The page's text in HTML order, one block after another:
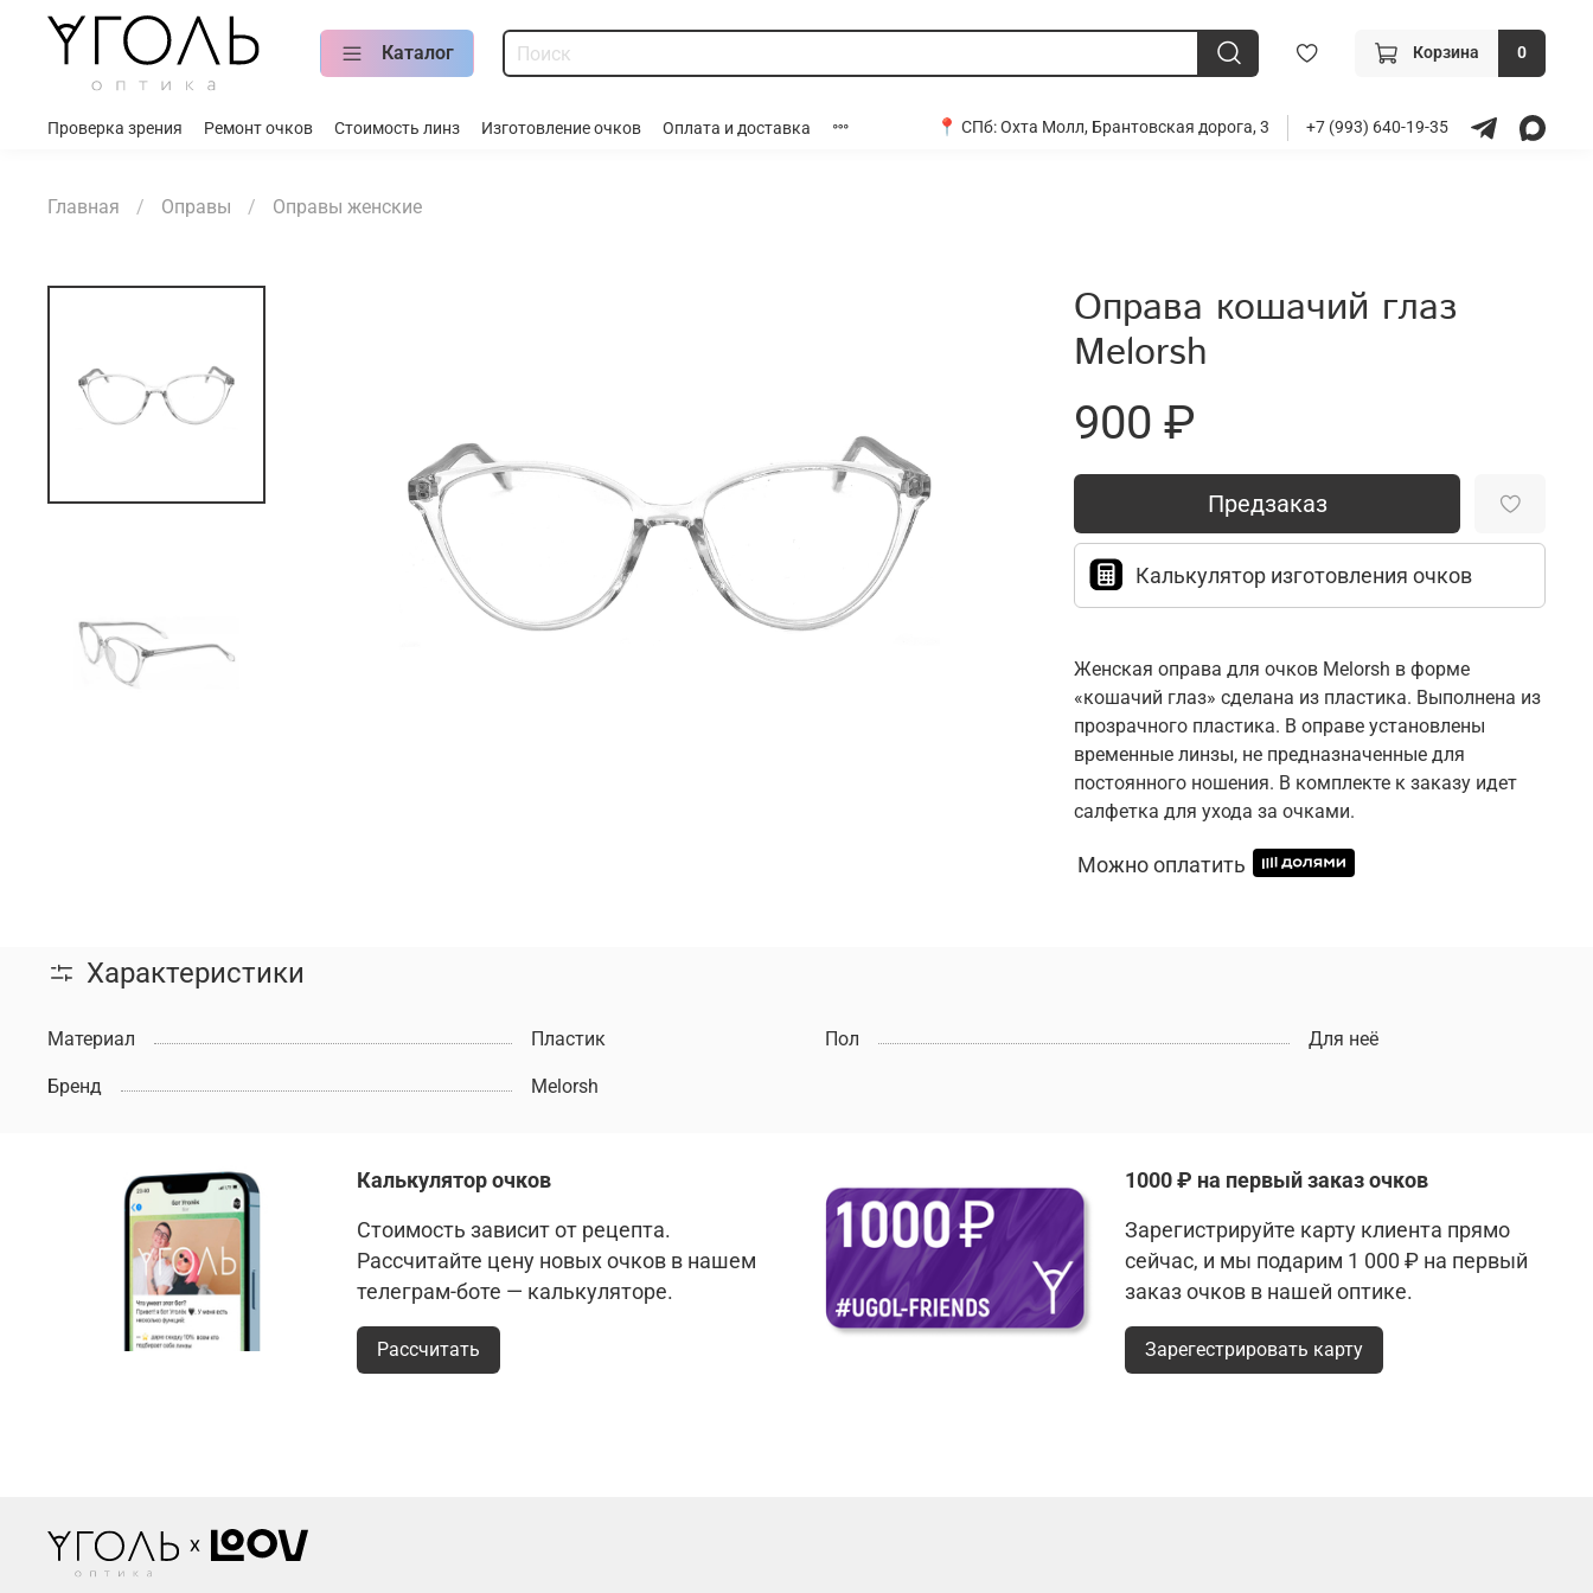
Каталог Корзина 0
Проверка зрения Ремонт очков Стоимость линз Изготовление очков Оплата и доставка 📍 СПб:Охта Молл, Брантовская дорога, 3 +7 (993) 640-19-35
Главная Оправы Оправы женские
Оправа кошачий глаз
Melorsh
900 ₽
Предзаказ
Калькулятор изготовления очков
Женская оправа для очков Melorsh в форме
«кошачий глаз» сделана из пластика. Выполнена из
прозрачного пластика. В оправе установлены
временные линзы, не предназначенные для
постоянного ношения. В комплекте к заказу идет
салфетка для ухода за очками.
Можно оплатить
Характеристики
Материал Пластик Пол Для неё
Бренд Melorsh
Калькулятор очков
Стоимость зависит от рецепта.
Рассчитайте цену новых очков в нашем
телеграм-боте — калькуляторе.
Рассчитать
1000 ₽ на первый заказ очков
Зарегистрируйте карту клиента прямо
сейчас, и мы подарим 1 000 ₽ на первый
заказ очков в нашей оптике.
Зарегестрировать карту